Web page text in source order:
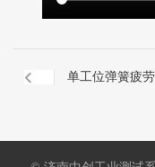
单工位弹簧疲